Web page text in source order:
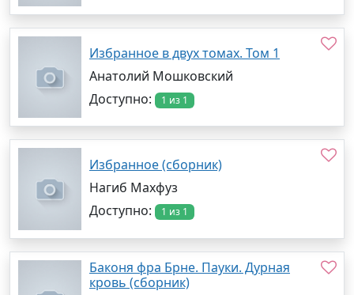
Избранное в двух томах. Том 1
Анатолий Мошковский
Доступно:
1 из 1
Избранное (сборник)
Нагиб Махфуз
Доступно:
1 из 1
Баконя фра Брне. Пауки. Дурная
кровь (сборник)